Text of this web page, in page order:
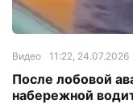
Видео 11:22, 24.07.2026
После лобовой
набережной